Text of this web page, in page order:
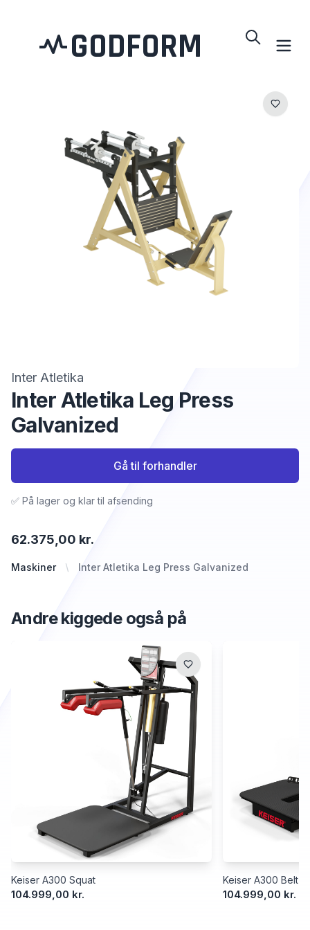
GODFORM
Inter Atletika
Inter Atletika Leg Press
Galvanized
Maskiner Inter Atletika Leg Press Galvanized
62.375,00 kr.
✅ På lager og klar til afsending
Gå til forhandler
Andre kiggede også på
Keiser A300 Squat
104.999,00 kr.
Keiser A300 Belt
104.999,00 kr.